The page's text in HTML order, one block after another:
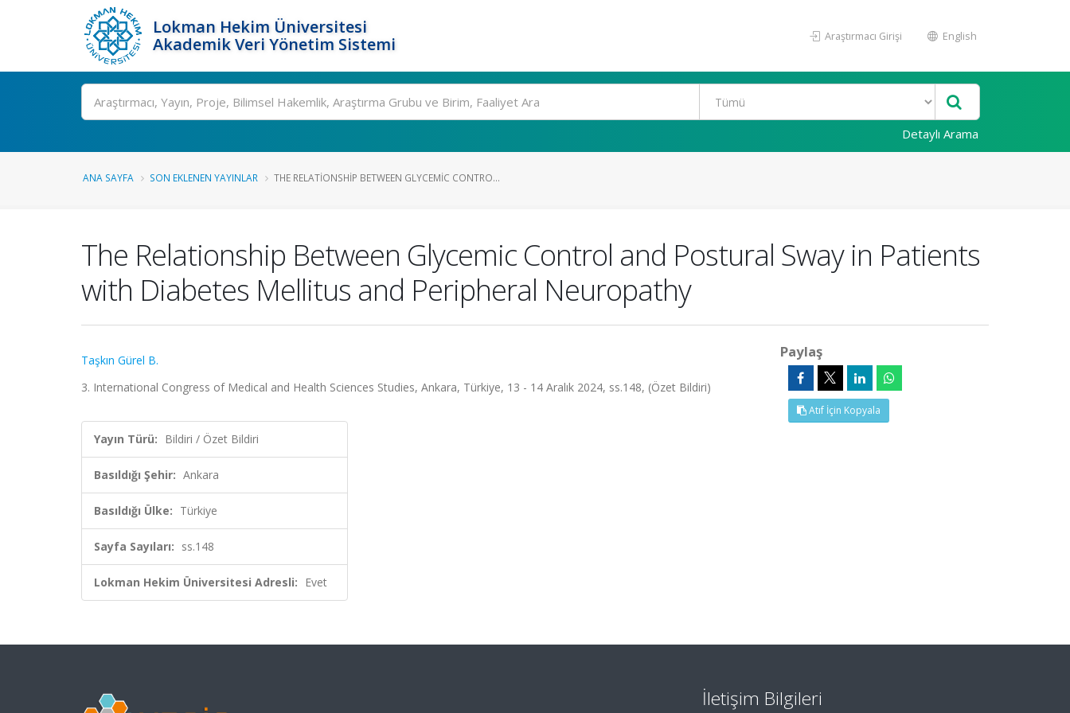
Lokman Hekim Üniversitesi
Akademik Veri Yönetim Sistemi
Araştırmacı Girişi English
Ara
Detaylı Arama
ANA SAYFA SON EKLENEN YAYINLAR THE RELATIONSHIP BETWEEN GLYCEMIC CONTRO...
The Relationship Between Glycemic Control and Postural Sway in Patients
with Diabetes Mellitus and Peripheral Neuropathy
Taşkın Gürel B.
3. International Congress of Medical and Health Sciences Studies, Ankara, Türkiye, 13 - 14 Aralık 2024, ss.148, (Özet Bildiri)
Yayın Türü: Bildiri / Özet Bildiri
Basıldığı Şehir: Ankara
Basıldığı Ülke: Türkiye
Sayfa Sayıları: ss.148
Lokman Hekim Üniversitesi Adresli: Evet
Paylaş
Atıf İçin Kopyala
İletişim Bilgileri